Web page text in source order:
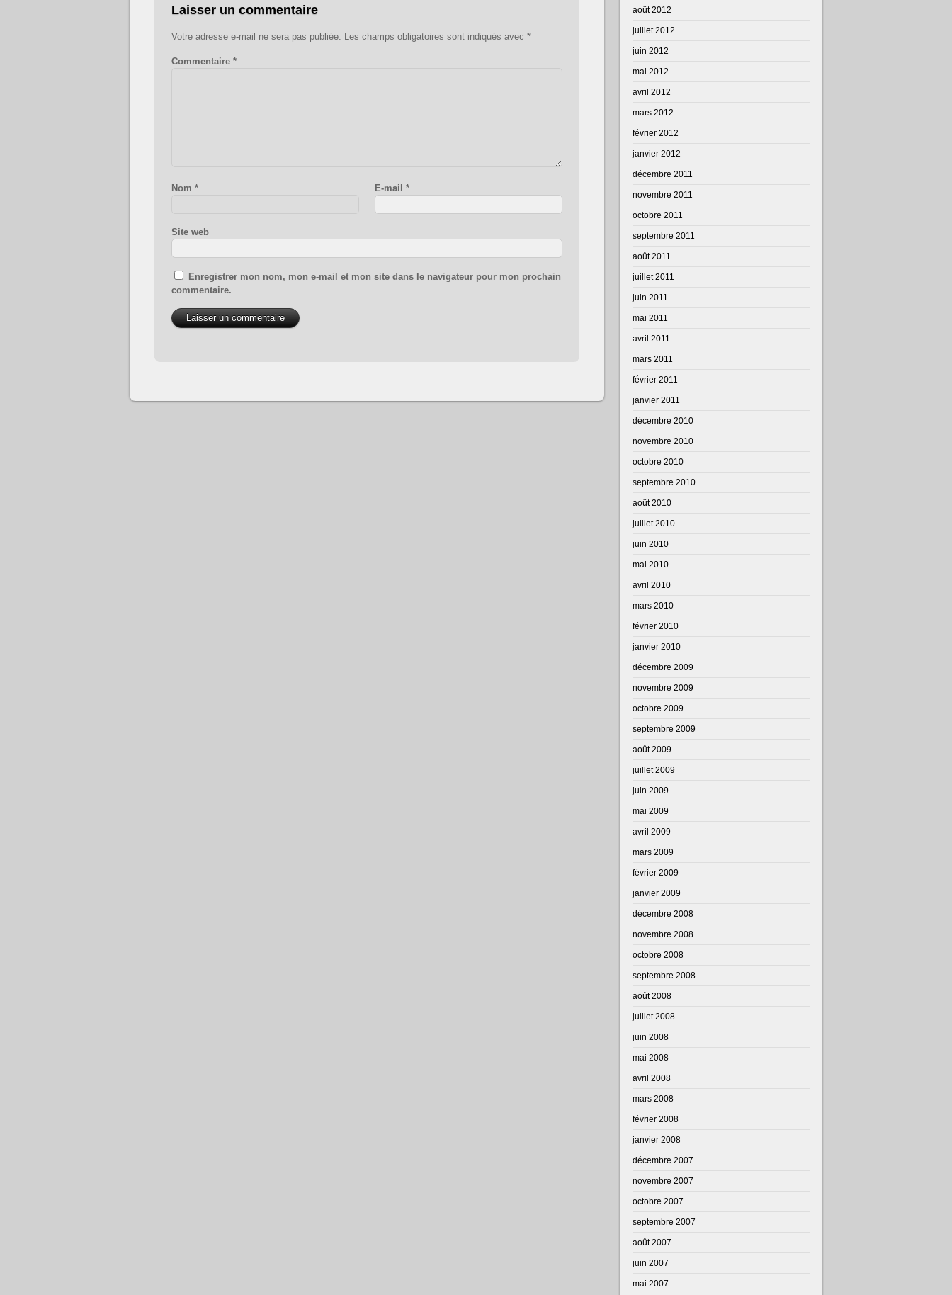
Laisser un commentaire
Votre adresse e-mail ne sera pas publiée. Les champs obligatoires sont indiqués avec *
Commentaire *
Nom * E-mail*
Site web
Enregistrer mon nom, mon e-mail et mon site dans le navigateur pour mon prochain
commentaire.
août 2012
juillet 2012
juin 2012
mai 2012
avril 2012
mars 2012
février 2012
janvier 2012
décembre 2011
novembre 2011
octobre 2011
septembre 2011
août 2011
juillet 2011
juin 2011
mai 2011
avril 2011
mars 2011
février 2011
janvier 2011
décembre 2010
novembre 2010
octobre 2010
septembre 2010
août 2010
juillet 2010
juin 2010
mai 2010
avril 2010
mars 2010
février 2010
janvier 2010
décembre 2009
novembre 2009
octobre 2009
septembre 2009
août 2009
juillet 2009
juin 2009
mai 2009
avril 2009
mars 2009
février 2009
janvier 2009
décembre 2008
novembre 2008
octobre 2008
septembre 2008
août 2008
juillet 2008
juin 2008
mai 2008
avril 2008
mars 2008
février 2008
janvier 2008
décembre 2007
novembre 2007
octobre 2007
septembre 2007
août 2007
juin 2007
mai 2007